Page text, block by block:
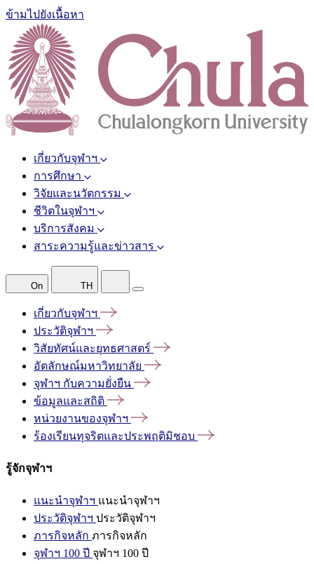
ข้ามไปยังเนื้อหา
เกี่ยวกับจุฬาฯ
การศึกษา
วิจัยและนวัตกรรม
ชีวิตในจุฬาฯ
บริการสังคม
สาระความรู้และข่าวสาร
On TH
เกี่ยวกับจุฬาฯ
ประวัติจุฬาฯ
วิสัยทัศน์และยุทธศาสตร์
อัตลักษณ์มหาวิทยาลัย
จุฬาฯ กับความยั่งยืน
ข้อมูลและสถิติ
หน่วยงานของจุฬาฯ
ร้องเรียนทุจริตและประพฤติมิชอบ
รู้จักจุฬาฯ
แนะนำจุฬาฯ แนะนำจุฬาฯ
ประวัติจุฬาฯ ประวัติจุฬาฯ
ภารกิจหลัก ภารกิจหลัก
จุฬาฯ 100 ปี จุฬาฯ 100 ปี